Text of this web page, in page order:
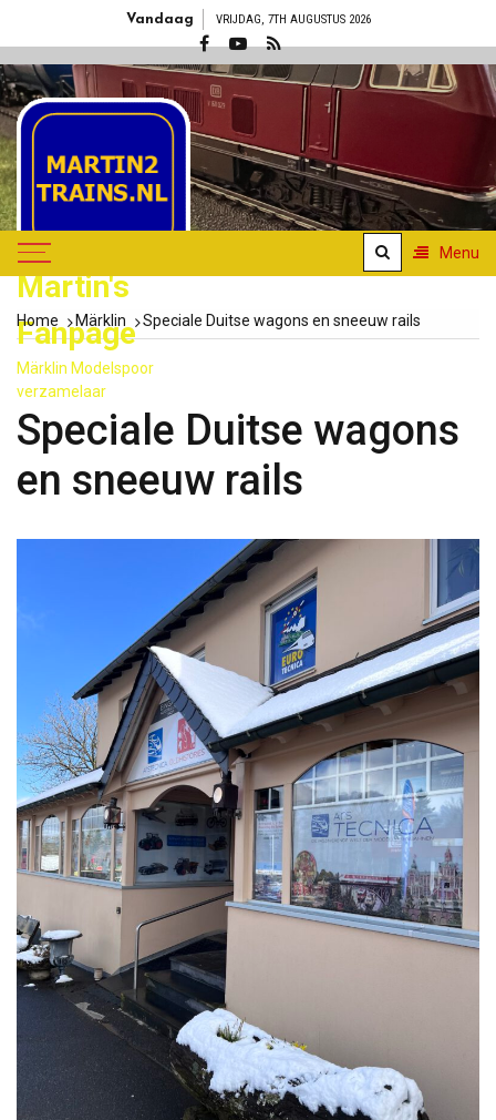
Vandaag VRIJDAG, 7TH AUGUSTUS 2026
Martin's
Fanpage
Märklin Modelspoor
verzamelaar
Menu
Home Märklin Speciale Duitse wagons en sneeuw rails
Speciale Duitse wagons
en sneeuw rails